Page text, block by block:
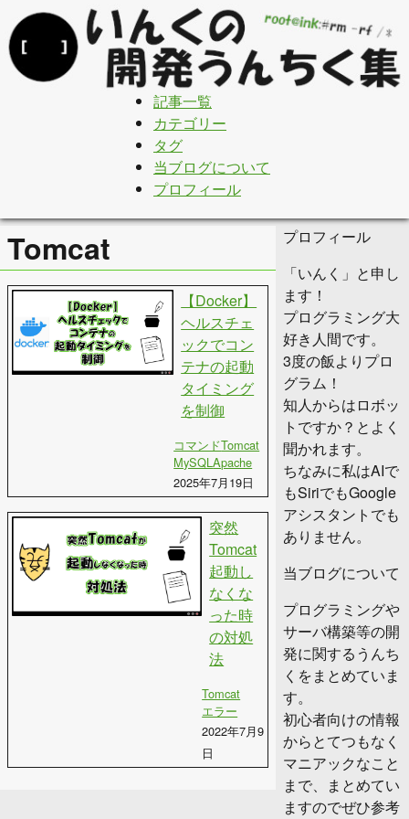
記事一覧
カテゴリー
タグ
当ブログについて
プロフィール
Tomcat
【Docker】
ヘルスチェ
ックでコン
テナの起動
タイミング
を制御
コマンドTomcat
MySQLApache
2025年7月19日
突然
Tomcat
起動し
なくな
った時
の対処
法
Tomcat
エラー
2022年7月9
日
プロフィール
「いんく」と申し
ます！
プログラミング大
好き人間です。
3度の飯よりプロ
グラム！
知人からはロボッ
トですか？とよく
聞かれます。
ちなみに私はAIで
もSiriでもGoogle
アシスタントでも
ありません。
当ブログについて
プログラミングや
サーバ構築等の開
発に関するうんち
くをまとめていま
す。
初心者向けの情報
からとてつもなく
マニアックなこと
まで、まとめてい
ますのでぜひ参考